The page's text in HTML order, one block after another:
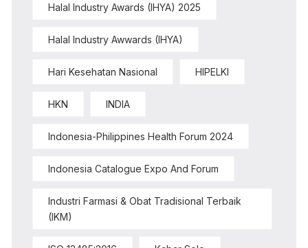
Halal Industry Awards (IHYA) 2025
Halal Industry Awwards (IHYA)
Hari Kesehatan Nasional HIPELKI
HKN INDIA
Indonesia-Philippines Health Forum 2024
Indonesia Catalogue Expo And Forum
Industri Farmasi & Obat Tradisional Terbaik
(IKM)